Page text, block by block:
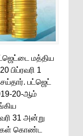
மத்திய
பிப்ரவரி 1
பட்ஜெட்
20-ஆம்
31 அன்று
கொண்ட